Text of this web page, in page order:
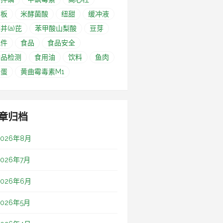
米酵菌酸 纽甜
缓冲液
(a)芘
苯甲酸山梨酸
豆芽
食品
食品安全
检测
食用油 饮料
鱼肉
黄曲霉毒素M1
归档
年8月
年7月
年6月
年5月